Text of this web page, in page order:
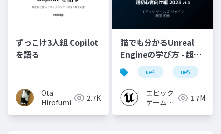
ずっこけ3人組 Copilot
を語る
Ota
Hirofumi
2.7K
猫でも分かるUnreal
Engineの学び方 - 超初
心者向け編 - 2023 v1.0
ue4 ue5
エピック
ゲームズ
1.7M